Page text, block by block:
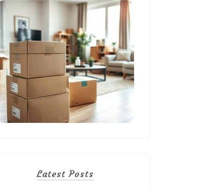
Latest Posts